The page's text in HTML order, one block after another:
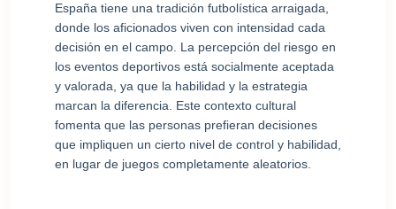
España tiene una tradición futbolística arraigada,
donde los aficionados viven con intensidad cada
decisión en el campo. La percepción del riesgo en
los eventos deportivos está socialmente aceptada
y valorada, ya que la habilidad y la estrategia
marcan la diferencia. Este contexto cultural
fomenta que las personas prefieran decisiones
que impliquen un cierto nivel de control y habilidad,
en lugar de juegos completamente aleatorios.